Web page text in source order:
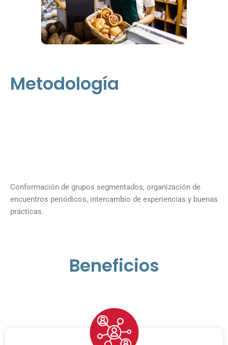
Metodología
Conformación de grupos segmentados, organización de
encuentros periódicos, intercambio de experiencias y buenas
prácticas.
Beneficios